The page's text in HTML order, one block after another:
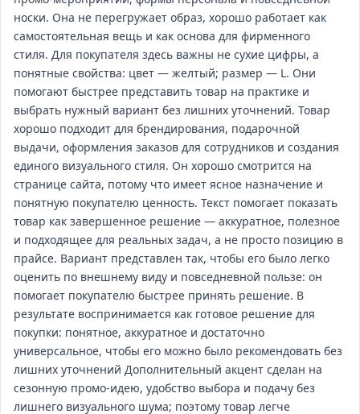
носки. Она не перегружает образ, хорошо работает как
самостоятельная вещь и как основа для фирменного
стиля. Для покупателя здесь важны не сухие цифры, а
понятные свойства: цвет — желтый; размер — L. Они
помогают быстрее представить товар на практике и
выбрать нужный вариант без лишних уточнений. Товар
хорошо подходит для брендирования, подарочной
выдачи, оформления заказов для сотрудников и создания
единого визуального стиля. Он хорошо смотрится на
странице сайта, потому что имеет ясное назначение и
понятную покупателю ценность. Текст помогает показать
товар как завершенное решение — аккуратное, полезное
и подходящее для реальных задач, а не просто позицию в
прайсе. Вариант представлен так, чтобы его было легко
оценить по внешнему виду и повседневной пользе: он
помогает покупателю быстрее принять решение. В
результате воспринимается как готовое решение для
покупки: понятное, аккуратное и достаточно
универсальное, чтобы его можно было рекомендовать без
лишних уточнений Дополнительный акцент сделан на
сезонную промо-идею, удобство выбора и подачу без
лишнего визуального шума; поэтому товар легче